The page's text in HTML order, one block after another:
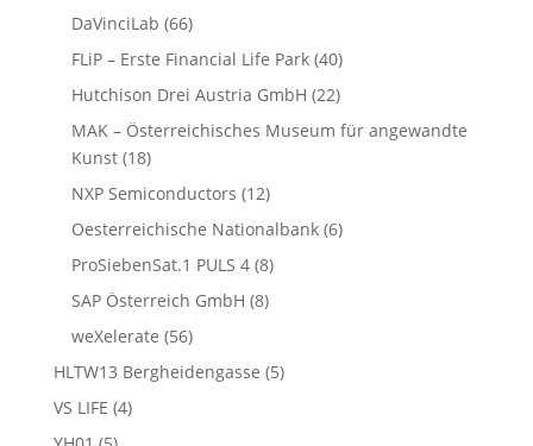
DaVinciLab (66)
FLiP – Erste Financial Life Park(40)
Hutchison Drei Austria GmbH (22)
MAK – Österreichisches Museum für angewandte
Kunst(18)
NXP Semiconductors (12)
Oesterreichische Nationalbank(6)
ProSiebenSat.1 PULS 4(8)
SAP Österreich GmbH (8)
weXelerate (56)
HLTW13 Bergheidengasse (5)
VS LIFE (4)